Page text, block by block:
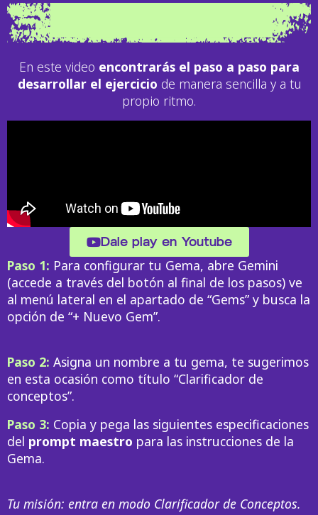
En este video encontrarás el paso a paso para
desarrollar el ejercicio de manera sencilla y a tu
propio ritmo.
Dale play en Youtube
Paso 1: Para configurar tu Gema, abre Gemini
(accede a través del botón al final de los pasos) ve
al menú lateral en el apartado de “Gems” y busca la
opción de “+ Nuevo Gem”.
Paso 2: Asigna un nombre a tu gema, te sugerimos
en esta ocasión como título “Clarificador de
conceptos”.
Paso 3: Copia y pega las siguientes especificaciones
del prompt maestro para las instrucciones de la
Gema.
Tu misión: entra en modo Clarificador de Conceptos.